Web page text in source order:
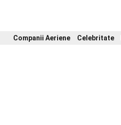
Companii Aeriene Celebritate